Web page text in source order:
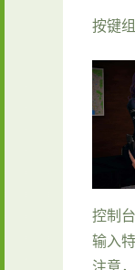
按键
控制
输入